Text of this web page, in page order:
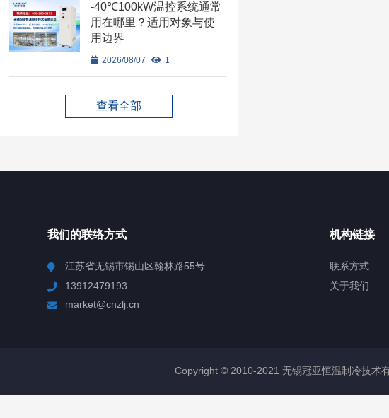
-40℃100kW温控系统通常
用在哪里？适用对象与使
用边界
2026/08/07 1
查看全部
我们的联络方式
江苏省无锡市锡山区翰林路55号
13912479193
market@cnzlj.cn
机构链接
联系方式
关于我们
Copyright © 2010-2021 无锡冠亚恒温制冷技术